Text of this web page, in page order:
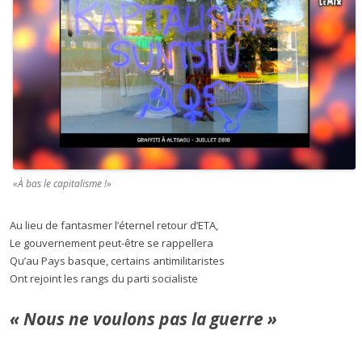
«À bas le capitalisme !»
Au lieu de fantasmer l’éternel retour d’ETA,
Le gouvernement peut-être se rappellera
Qu’au Pays basque, certains antimilitaristes
Ont rejoint les rangs du parti socialiste
« Nous ne voulons pas la guerre »